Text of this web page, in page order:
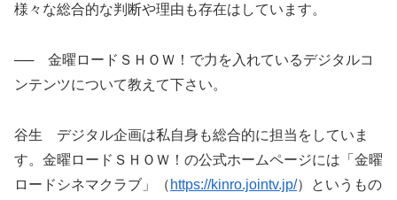
様々な総合的な判断や理由も存在はしています。
── 金曜ロードＳＨＯＷ！で力を入れているデジタルコ
ンテンツについて教えて下さい。
谷生 デジタル企画は私自身も総合的に担当をしていま
す。金曜ロードＳＨＯＷ！の公式ホームページには「金曜
ロードシネマクラブ」（ https://kinro.jointv.jp/）というもの